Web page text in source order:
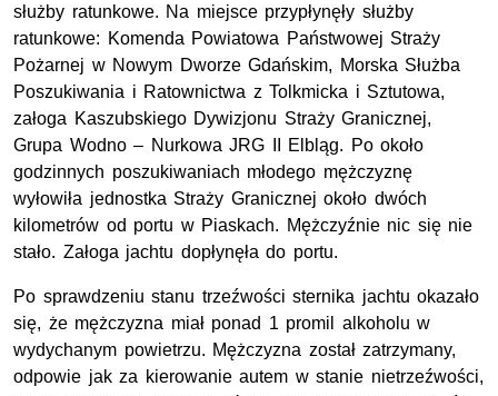
służby ratunkowe. Na miejsce przypłynęły służby
ratunkowe: Komenda Powiatowa Państwowej Straży
Pożarnej w Nowym Dworze Gdańskim, Morska Służba
Poszukiwania i Ratownictwa z Tolkmicka i Sztutowa,
załoga Kaszubskiego Dywizjonu Straży Granicznej,
Grupa Wodno – Nurkowa JRG II Elbląg. Po około
godzinnych poszukiwaniach młodego mężczyznę
wyłowiła jednostka Straży Granicznej około dwóch
kilometrów od portu w Piaskach. Mężczyźnie nic się nie
stało. Załoga jachtu dopłynęła do portu.
Po sprawdzeniu stanu trzeźwości sternika jachtu okazało
się, że mężczyzna miał ponad 1 promil alkoholu w
wydychanym powietrzu. Mężczyzna został zatrzymany,
odpowie jak za kierowanie autem w stanie nietrzeźwości,